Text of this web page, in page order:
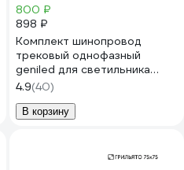
800 ₽
898 ₽
Комплект шинопровод
трековый однофазный
geniled для светильника
прожектора 1 метр черный с
заглушкой и вводом питания
с накладным и подвесным
4.9(40)
В корзину